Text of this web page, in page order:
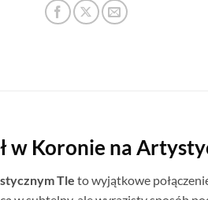
w Koronie na
Tle to wyjątkowe